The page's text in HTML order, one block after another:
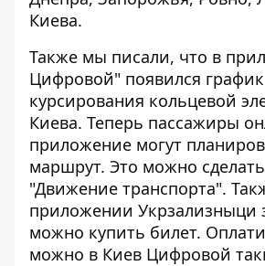
Киева.
Также мы писали, что в
Цифровой" появился график
курсирования кольцевой
Киева. Теперь пассажиры
приложение могут
маршрут. Это можно
"Движение транспорта".
приложении Укрзализныци
можно купить билет.
можно в Киев Цифровой